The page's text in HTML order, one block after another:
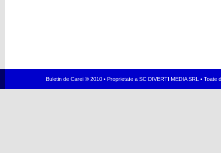
Buletin de Carei ® 2010 • Proprietate a SC DIVERTI MEDIA SRL •